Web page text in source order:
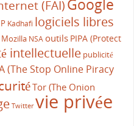
(FAI)Google
Kadhafi logiciels libres
Mozilla NSA outils PIPA (Protect
intellectuelle publicité
(The Stop Online Piracy
Tor (The Onion
Twitter vie privée